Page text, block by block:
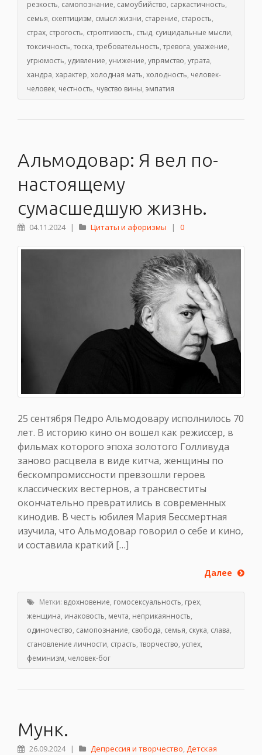
резкость, самопознание, самоубийство, саркастичность,
семья, скептицизм, смысл жизни, старение, старость,
страх, строгость, строптивость, стыд, суицидальные мысли,
токсичность,тоска,требовательность,тревога, уважение,
угрюмость, удивление, унижение, упрямство, утрата,
хандра, характер, холодная мать, холодность, человек-
человек, честность, чувство вины, эмпатия
Альмодовар: Я вел по-
настоящему
сумасшедшую жизнь.
04.11.2024 | Цитаты и афоризмы | 0
25 сентября Педро Альмодовару исполнилось 70
лет. В историю кино он вошел как режиссер, в
фильмах которого эпоха золотого Голливуда
заново расцвела в виде китча, женщины по
бескомпромиссности превзошли героев
классических вестернов, а трансвеститы
окончательно превратились в современных
кинодив. В честь юбилея Мария Бессмертная
изучила, что Альмодовар говорил о себе и кино,
и составила краткий […]
Далее
Метки: вдохновение, гомосексуальность, грех,
женщина, инаковость, мечта, неприкаянность,
одиночество, самопознание, свобода, семья, скука, слава,
становление личности, страсть,творчество, успех,
феминизм, человек-бог
Мунк.
26.09.2024 | Депрессия и творчество,Детская